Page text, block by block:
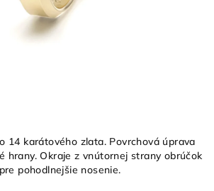
14 karátového zlata. Povrchová úprava
hrany. Okraje z vnútornej strany obrúčok
pohodlnejšie nosenie.